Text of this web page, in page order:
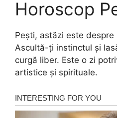
Horoscop
Pești, astăzi este
Ascultă-ți instinctul și
curgă liber. Este o zi
artistice și spirituale.